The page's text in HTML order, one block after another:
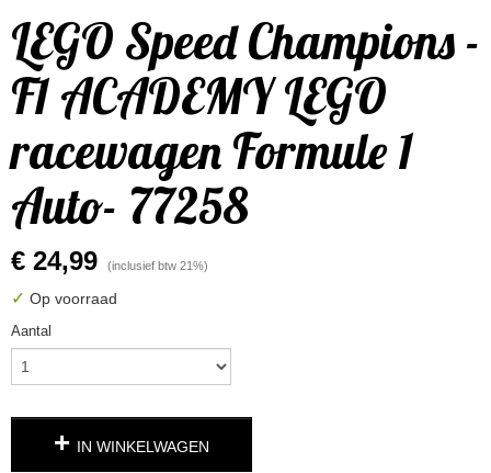
LEGO Speed Champions -
F1 ACADEMY LEGO
racewagen Formule 1
Auto- 77258
€ 24,99 (inclusief btw 21%)
✓ Op voorraad
Aantal
IN WINKELWAGEN